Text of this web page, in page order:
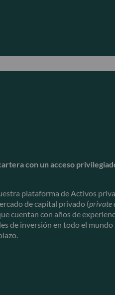
con un acceso
plataforma de Activos
de capital privado (private
cuentan con años de
de inversión en todo el mundo